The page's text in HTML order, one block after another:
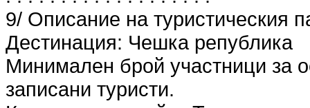
9/ Описание на туристическия
Дестинация: Чешка република
Минимален брой участници за
записани туристи.